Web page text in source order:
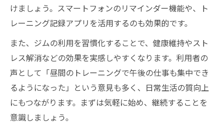
けましょう。スマートフォンのリマインダー機能や、ト
レーニング記録アプリを活用するのも効果的です。
また、ジムの利用を習慣化することで、健康維持やスト
レス解消などの効果を実感しやすくなります。利用者の
声として「昼間のトレーニングで午後の仕事も集中でき
るようになった」という意見も多く、日常生活の質向上
にもつながります。まずは気軽に始め、継続することを
意識しましょう。